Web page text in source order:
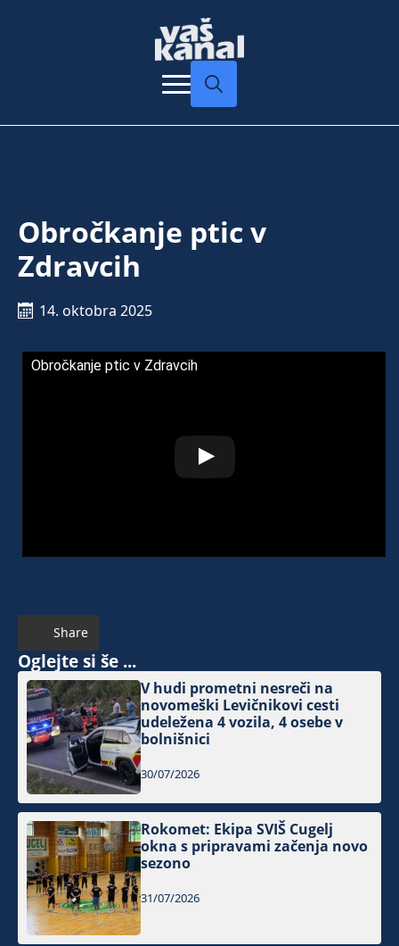
Obročkanje ptic v
Zdravcih
14. oktobra 2025
Obročkanje ptic v Zdravcih
Share
Oglejte si še ...
V hudi prometni nesreči na
novomeški Levičnikovi cesti
udeležena 4 vozila, 4 osebe v
bolnišnici
30/07/2026
Rokomet: Ekipa SVIŠ Cugelj
okna s pripravami začenja novo
sezono
31/07/2026